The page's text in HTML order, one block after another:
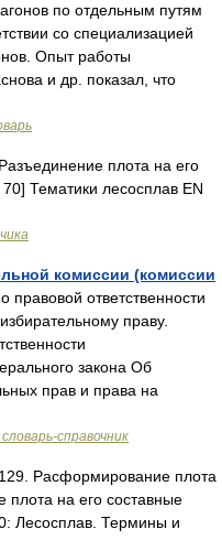
по отдельным путям
со специализацией
Опыт работы
и др. показал, что
плота на его
Тематики лесосплав EN
комиссии (комиссии
правовой ответственности
праву.
закона Об
прав и права на
справочник
Расформирование плота
на его составные
Лесосплав. Термины и